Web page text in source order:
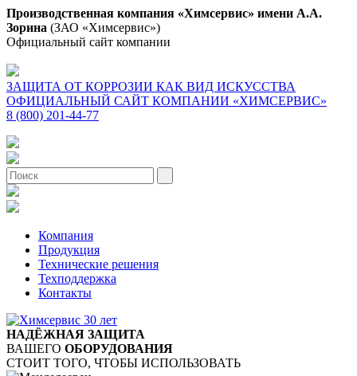
Производственная компания «Химсервис» имени А.А.
Зорина (ЗАО «Химсервис»)
Официальный сайт компании
ЗАЩИТА ОТ КОРРОЗИИ КАК ВИД ИСКУССТВА
ОФИЦИАЛЬНЫЙ САЙТ КОМПАНИИ «ХИМСЕРВИС»
8 (800) 201-44-77
Компания
Продукция
Технические решения
Техподдержка
Контакты
НАДЁЖНАЯ ЗАЩИТА
ВАШЕГО ОБОРУДОВАНИЯ
СТОИТ ТОГО, ЧТОБЫ ИСПОЛЬЗОВАТЬ